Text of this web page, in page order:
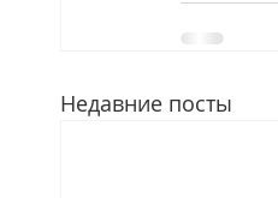
Недавние посты